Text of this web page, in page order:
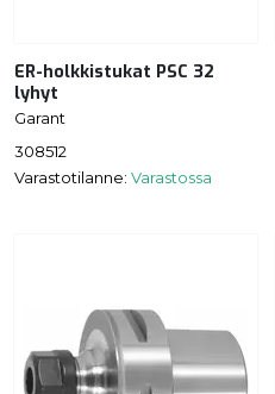
ER-holkkistukat PSC 32
lyhyt
Garant
308512
Varastotilanne: Varastossa